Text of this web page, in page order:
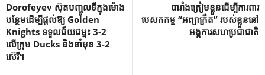
Dorofeyev ស៊ុតបញ្ចូលទីក្នុងម៉ោង
បន្ថែមដើម្បីផ្តល់ឱ្យ Golden
Knights ទទួលជ័យជម្នះ 3-2
លើក្រុម Ducks និងនាំមុខ 3-2
ស៊េរី។
បារាំងត្រៀមខ្លួនដើម្បីការពារ
បេសកកម្ម “អព្យាក្រឹត” របស់ខ្លួននៅ
អង្គការសហប្រជាជាតិ